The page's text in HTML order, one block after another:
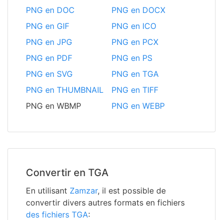
PNG en DOC
PNG en DOCX
PNG en GIF
PNG en ICO
PNG en JPG
PNG en PCX
PNG en PDF
PNG en PS
PNG en SVG
PNG en TGA
PNG en THUMBNAIL
PNG en TIFF
PNG en WBMP
PNG en WEBP
Convertir en TGA
En utilisant Zamzar, il est possible de
convertir divers autres formats en fichiers
des fichiers TGA: